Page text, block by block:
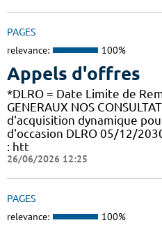
PAGES
relevance: 100%
Appels d'offres
*DLRO = Date Limite de
GENERAUX NOS
d'acquisition dynamique
d'occasion DLRO 05/12/
: htt
26/06/2026 12:25
PAGES
relevance: 100%